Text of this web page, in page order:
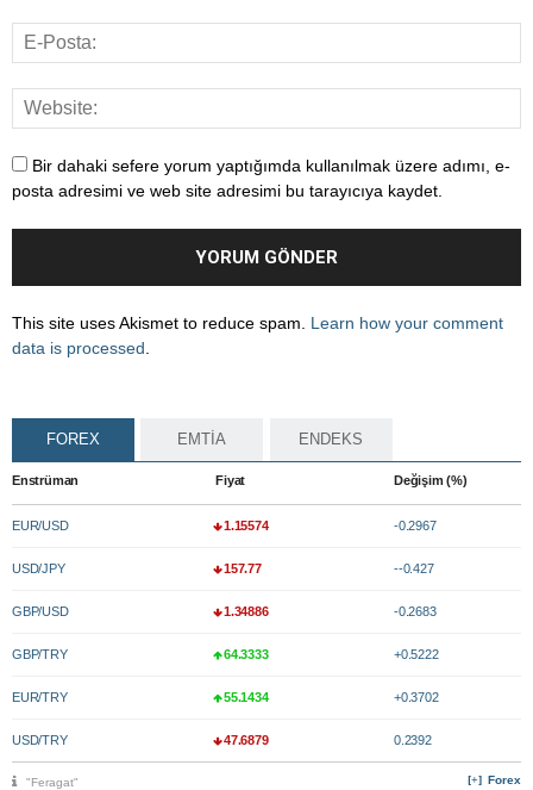
Bir dahaki sefere yorum yaptığımda kullanılmak üzere adımı, e-
posta adresimi ve web site adresimi bu tarayıcıya kaydet.
This site uses Akismet to reduce spam. Learn how your comment
data is processed
FOREX EMTİA ENDEKS
Enstrüman Fiyat Değişim (%)
EUR/USD 1.15574 -0.2967
USD/JPY 157.77 --0.427
GBP/USD 1.34886 -0.2683
GBP/TRY 64.3333 +0.5222
EUR/TRY 55.1434 +0.3702
USD/TRY 47.6879 0.2392
Forex
"Feragat"